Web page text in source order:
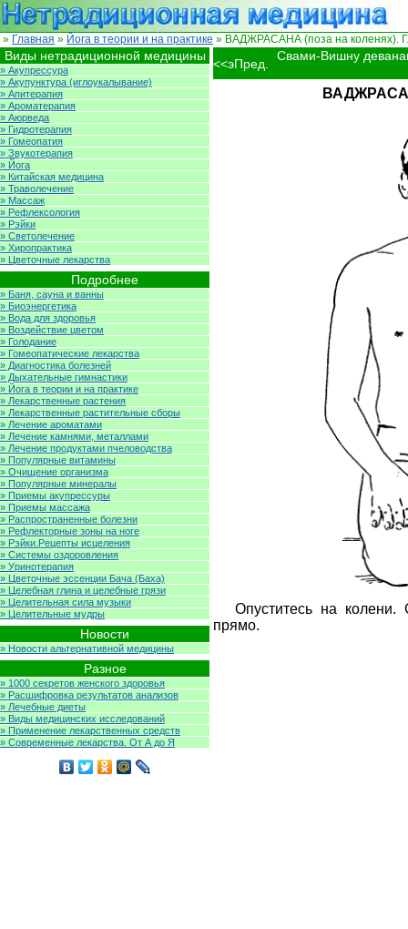
» Главная » Йога в теории и на практике » ВАДЖРАСАНА (поза на коленях).
<<эПред.
Свами-Вишну
Опуститесь на колени.
прямо.
Виды нетрадиционной медицины
» Акупрессура
» Акупунктура (иглоукалывание)
» Апитерапия
» Ароматерапия
» Аюрведа
» Гидротерапия
» Гомеопатия
» Звукотерапия
» Йога
» Китайская медицина
» Траволечение
» Массаж
» Рефлексология
» Рэйки
» Светолечение
» Хиропрактика
» Цветочные лекарства
Подробнее
» Баня, сауна и ванны
» Биоэнергетика
» Вода для здоровья
» Воздействие цветом
» Голодание
» Гомеопатические лекарства
» Диагностика болезней
» Дыхательные гимнастики
» Йога в теории и на практике
» Лекарственные растения
» Лекарственные растительные сборы
» Лечение ароматами
» Лечение камнями, металлами
» Лечение продуктами пчеловодства
» Популярные витамины
» Очищение организма
» Популярные минералы
» Приемы акупрессуры
» Приемы массажа
» Распространенные болезни
» Рефлекторные зоны на ноге
» Рэйки.Рецепты исцеления
» Системы оздоровления
» Уринотерапия
» Цветочные эссенции Бача (Баха)
» Целебная глина и целебные грязи
» Целительная сила музыки
» Целительные мудры
Новости
» Новости альтернативной медицины
Разное
» 1000 секретов женского здоровья
» Расшифровка результатов анализов
» Лечебные диеты
» Виды медицинских исследований
» Применение лекарственных средств
» Современные лекарства. От А до Я